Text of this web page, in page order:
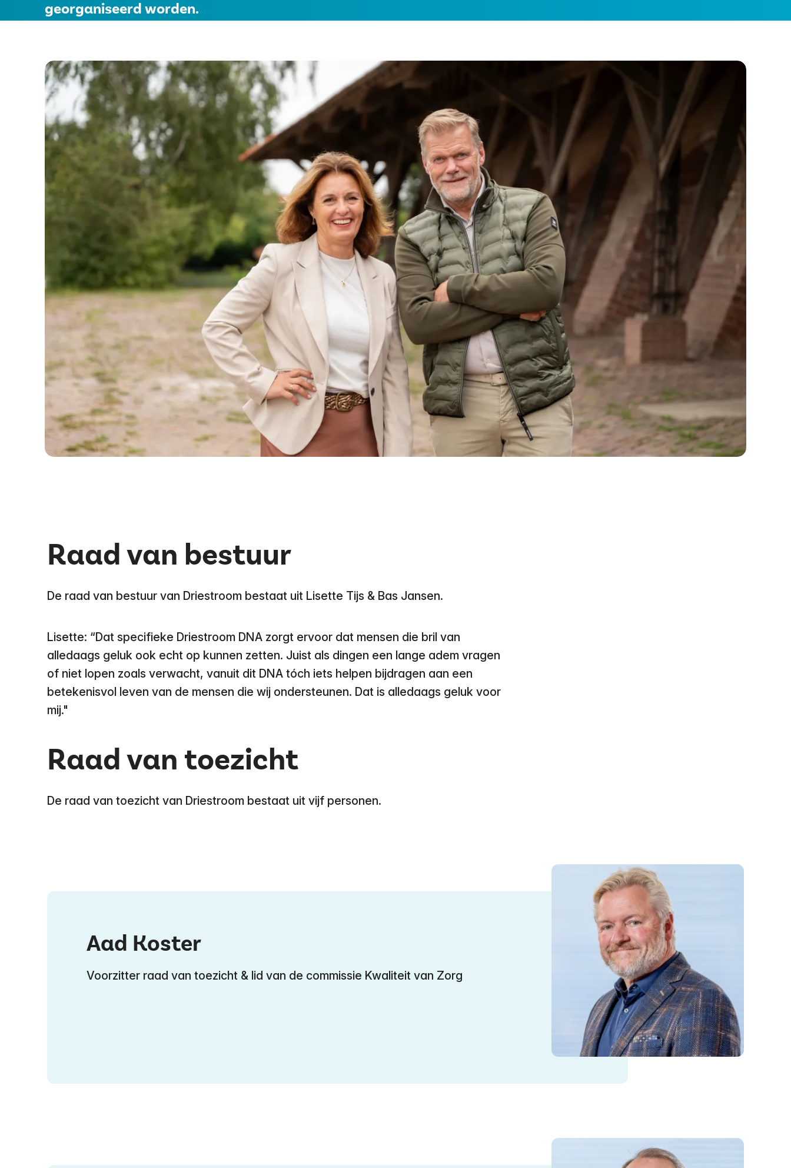
Financiers
georganiseerd worden.
Raad van bestuur
De raad van bestuur van Driestroom bestaat uit Lisette Tijs & Bas Jansen.
Lisette: “Dat specifieke Driestroom DNA zorgt ervoor dat mensen die bril van
alledaags geluk ook echt op kunnen zetten. Juist als dingen een lange adem vragen
of niet lopen zoals verwacht, vanuit dit DNA tóch iets helpen bijdragen aan een
betekenisvol leven van de mensen die wij ondersteunen. Dat is alledaags geluk voor
mij."
Raad van toezicht
De raad van toezicht van Driestroom bestaat uit vijf personen.
Aad Koster
Voorzitter raad van toezicht & lid van de commissie Kwaliteit van Zorg